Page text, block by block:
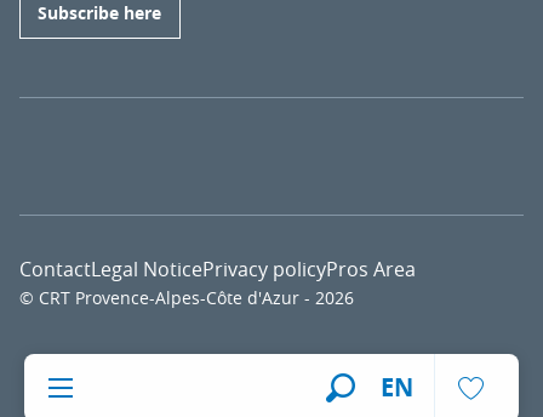
EN
Subscribe here
© CRT Provence-Alpes-Côte d'Azur - 2026
ContactLegal NoticePrivacy policyPros Area